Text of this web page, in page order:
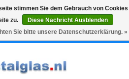
Graveren
0 Artikel - €0,00
stimmen Sie dem Gebrauch von Cookies
zu.
Diese Nachricht Ausblenden
Sie bitte unsere Datenschutzerklärung. »